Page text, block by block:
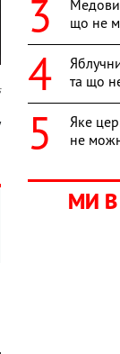
що не
та що
Яке
не
МИ